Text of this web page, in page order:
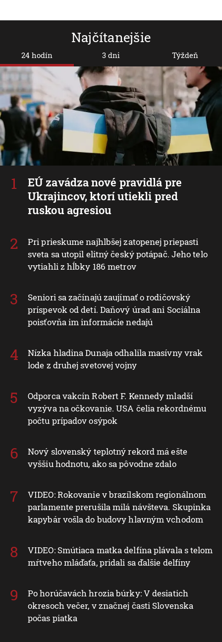
Najčítanejšie
24 hodín
EÚ zavádza nové pravidlá pre
Ukrajincov, ktorí utiekli pred
ruskou agresiou
Pri prieskume najhlbšej zatopenej priepasti
sveta sa utopil elitný český potápač. Jeho telo
vytiahli z hĺbky 186 metrov
Seniori sa začínajú zaujímať o rodičovský
príspevok od detí. Daňový úrad ani Sociálna
poisťovňa im informácie nedajú
Nízka hladina Dunaja odhalila masívny vrak
lode z druhej svetovej vojny
Odporca vakcín Robert F. Kennedy mladší
vyzýva na očkovanie. USA čelia rekordnému
počtu prípadov osýpok
Nový slovenský teplotný rekord má ešte
vyššiu hodnotu, ako sa pôvodne zdalo
VIDEO: Rokovanie v brazílskom regionálnom
parlamente prerušila milá návšteva. Skupinka
kapybár vošla do budovy hlavným vchodom
VIDEO: Smútiaca matka delfína plávala s telom
mŕtveho mláďaťa, pridali sa ďalšie delfíny
Po horúčavách hrozia búrky: V desiatich
okresoch večer, v značnej časti Slovenska
počas piatka
3 dni Týždeň